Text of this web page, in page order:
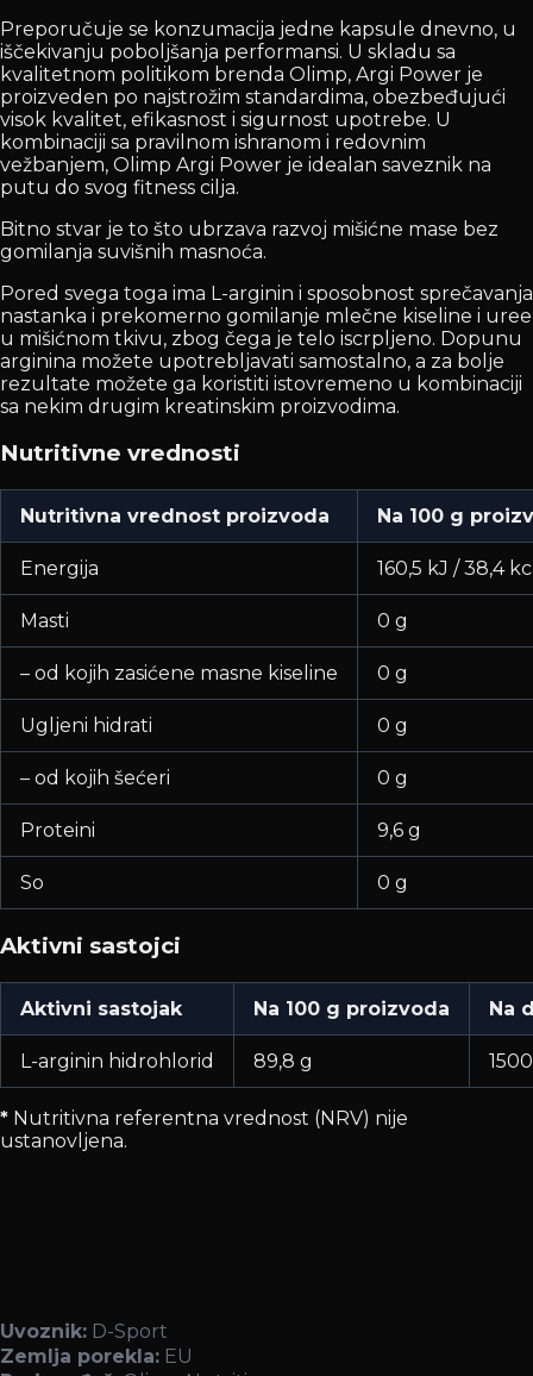
Preporučuje se konzumacija jedne kapsule dnevno, u
iščekivanju poboljšanja performansi. U skladu sa
kvalitetnom politikom brenda Olimp, Argi Power je
proizveden po najstrožim standardima, obezbeđujući
visok kvalitet, efikasnost i sigurnost upotrebe. U
kombinaciji sa pravilnom ishranom i redovnim
vežbanjem, Olimp Argi Power je idealan saveznik na
putu do svog fitness cilja.
Bitno stvar je to što ubrzava razvoj mišićne mase bez
gomilanja suvišnih masnoća.
Pored svega toga ima L-arginin i sposobnost sprečavanja
nastanka i prekomerno gomilanje mlečne kiseline i uree
u mišićnom tkivu, zbog čega je telo iscrpljeno. Dopunu
arginina možete upotrebljavati samostalno, a za bolje
rezultate možete ga koristiti istovremeno u kombinaciji
sa nekim drugim kreatinskim proizvodima.
Nutritivne vrednosti
Nutritivna vrednost proizvoda Na 100 g
Energija 160,5 kJ / 38,4
Masti 0 g
– od kojih zasićene masne kiseline 0 g
Ugljeni hidrati 0 g
– od kojih šećeri 0 g
Proteini 9,6 g
So 0 g
Aktivni sastojci
Aktivni sastojak Na 100 g proizvoda Na
L-arginin hidrohlorid 89,8 g
* Nutritivna referentna vrednost (NRV) nije
ustanovljena.
Uvoznik: D-Sport
Zemlja porekla: EU